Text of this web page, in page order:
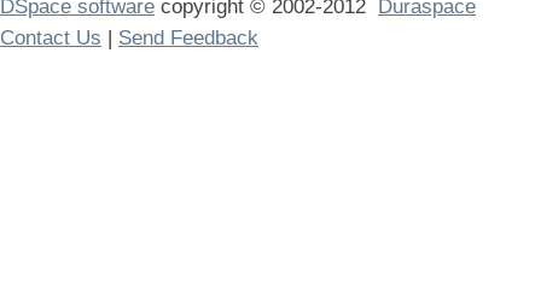
DSpace software copyright © 2002-2012 Duraspace
Contact Us | Send Feedback